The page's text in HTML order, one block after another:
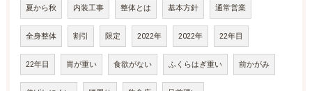
夏から秋 内装工事 整体とは 基本方針 通常営業
全身整体 割引 限定 2022年 2022年 22年目
22年目 胃が重い 食欲がない ふくらはぎ重い 前かがみ